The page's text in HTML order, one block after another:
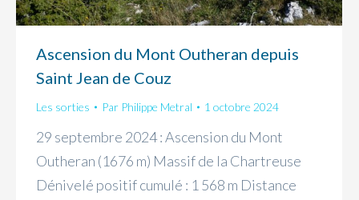
Ascension du Mont Outheran depuis
Saint Jean de Couz
Les sorties Par Philippe Metral 1 octobre 2024
29 septembre 2024 : Ascension du Mont
Outheran (1676 m) Massif de la Chartreuse
Dénivelé positif cumulé : 1 568 m Distance